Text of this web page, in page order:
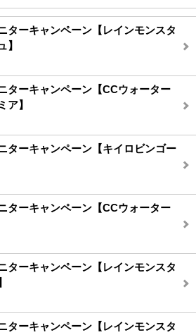
ターキャンペーン【レインモンスタ
】
ターキャンペーン【CCウォーター
ア】
ターキャンペーン【キイロビンゴー
ターキャンペーン【CCウォーター
ターキャンペーン【レインモンスタ
ターキャンペーン【レインモンスタ